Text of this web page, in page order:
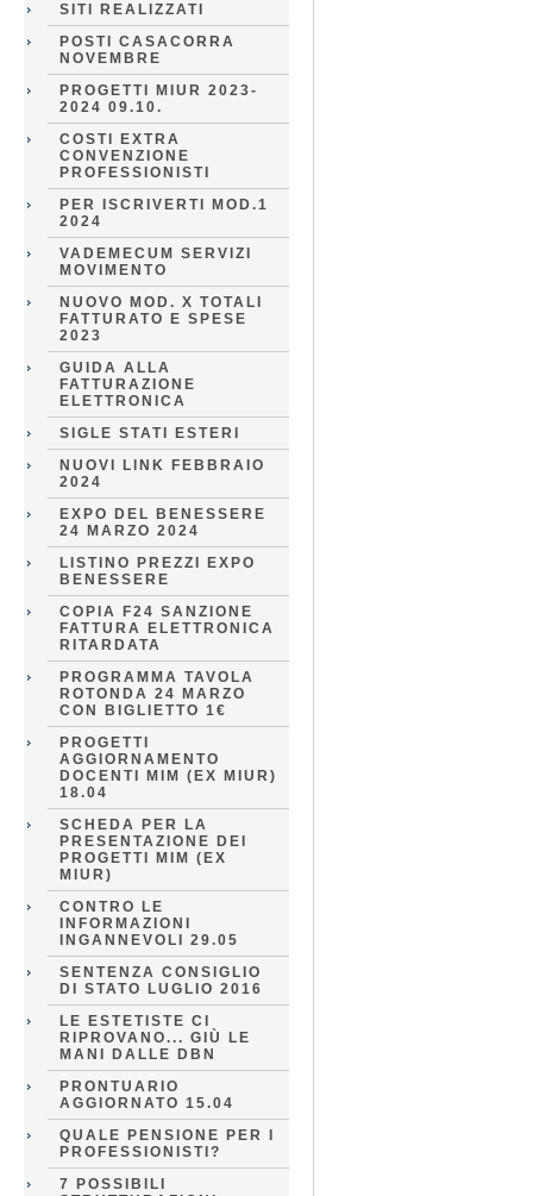
SITI REALIZZATI
POSTI CASACORRA
NOVEMBRE
PROGETTI MIUR 2023-
2024 09.10.
COSTI EXTRA
CONVENZIONE
PROFESSIONISTI
PER ISCRIVERTI MOD.1
2024
VADEMECUM SERVIZI
MOVIMENTO
NUOVO MOD. X TOTALI
FATTURATO E SPESE
2023
GUIDA ALLA
FATTURAZIONE
ELETTRONICA
SIGLE STATI ESTERI
NUOVI LINK FEBBRAIO
2024
EXPO DEL BENESSERE
24 MARZO 2024
LISTINO PREZZI EXPO
BENESSERE
COPIA F24 SANZIONE
FATTURA ELETTRONICA
RITARDATA
PROGRAMMA TAVOLA
ROTONDA 24 MARZO
CON BIGLIETTO 1€
PROGETTI
AGGIORNAMENTO
DOCENTI MIM (EX MIUR)
18.04
SCHEDA PER LA
PRESENTAZIONE DEI
PROGETTI MIM (EX
MIUR)
CONTRO LE
INFORMAZIONI
INGANNEVOLI 29.05
SENTENZA CONSIGLIO
DI STATO LUGLIO 2016
LE ESTETISTE CI
RIPROVANO... GIÙ LE
MANI DALLE DBN
PRONTUARIO
AGGIORNATO 15.04
QUALE PENSIONE PER I
PROFESSIONISTI?
7 POSSIBILI